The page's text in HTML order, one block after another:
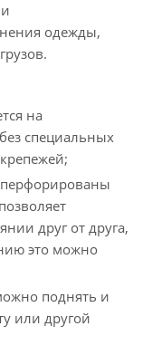
одежды,
на
специальных
друг от друга,
это можно
поднять и
или другой